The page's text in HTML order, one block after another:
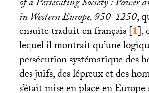
of a Persecuting Society : Power
in Western Europe, 950-1250,
ensuite traduit en français[1],
lequel il montrait qu’une
persécution systématique des
des juifs, des lépreux et des